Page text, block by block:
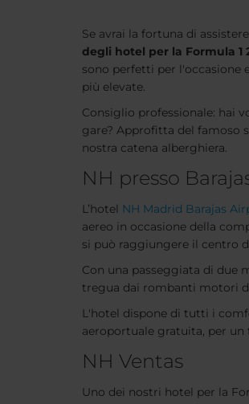
Se avrai la fortuna di
degli hotel per la Formula 1
sono perfetti per l'occasione
più elevate.
Consiglio professionale: hai
gare? Approfitta del famoso
nostra catena alberghiera.
NH presso
L’hotel NH Madrid Barajas
aereo in occasione della
si può raggiungere il centro
Con una passeggiata di due
tregua dai rombanti motori
L'hotel dispone di tutti i
aeroportuale gratuita, per
NH Ventas
Uno dei nostri hotel per la